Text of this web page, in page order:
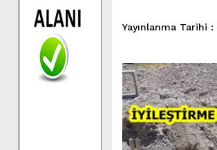
Yayınlanma Tarihi :